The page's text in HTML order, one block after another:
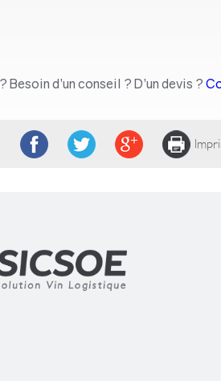
Besoin d’un conseil ? D’un devis ?